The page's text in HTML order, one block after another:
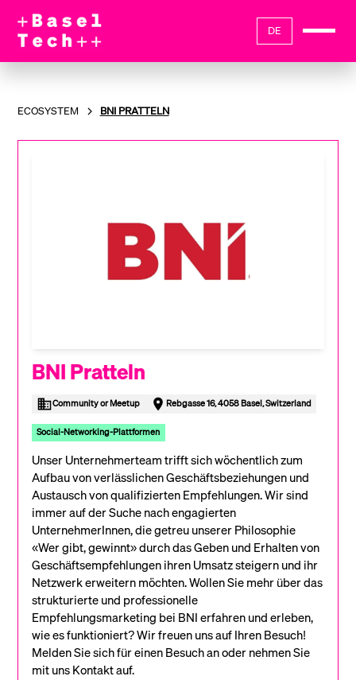
DE
ECOSYSTEM BNI PRATTELN
BNI Pratteln
Community or Meetup Rebgasse 16, 4058 Basel, Switzerland
Social-Networking-Plattformen
Unser Unternehmerteam trifft sich wöchentlich zum
Aufbau von verlässlichen Geschäftsbeziehungen und
Austausch von qualifizierten Empfehlungen. Wir sind
immer auf der Suche nach engagierten
UnternehmerInnen, die getreu unserer Philosophie
«Wer gibt, gewinnt» durch das Geben und Erhalten von
Geschäftsempfehlungen ihren Umsatz steigern und ihr
Netzwerk erweitern möchten. Wollen Sie mehr über das
strukturierte und professionelle
Empfehlungsmarketing bei BNI erfahren und erleben,
wie es funktioniert? Wir freuen uns auf Ihren Besuch!
Melden Sie sich für einen Besuch an oder nehmen Sie
mit uns Kontakt auf.